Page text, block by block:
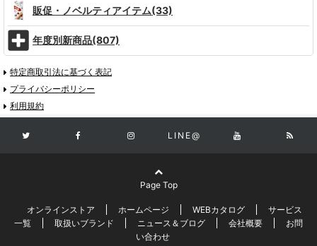
販促・ノベルティアイテム(33)
年度別新商品(807)
特定商取引法に基づく表記
プライバシーポリシー
利用規約
LINE@
Page Top
オンラインストア ホームページ WEBカタログ
サービス
一覧
取扱いブランド ニュース＆ブログ 会社概要
お問
い合わせ